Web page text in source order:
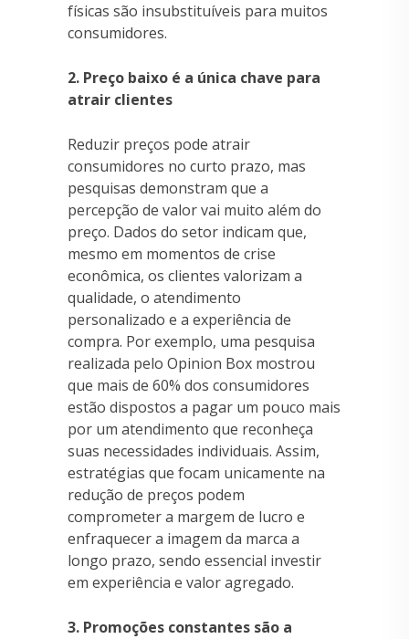
físicas são insubstituíveis para muitos
consumidores.
2. Preço baixo é a única chave para
atrair clientes
Reduzir preços pode atrair
consumidores no curto prazo, mas
pesquisas demonstram que a
percepção de valor vai muito além do
preço. Dados do setor indicam que,
mesmo em momentos de crise
econômica, os clientes valorizam a
qualidade, o atendimento
personalizado e a experiência de
compra. Por exemplo, uma pesquisa
realizada pelo Opinion Box mostrou
que mais de 60% dos consumidores
estão dispostos a pagar um pouco mais
por um atendimento que reconheça
suas necessidades individuais. Assim,
estratégias que focam unicamente na
redução de preços podem
comprometer a margem de lucro e
enfraquecer a imagem da marca a
longo prazo, sendo essencial investir
em experiência e valor agregado.
3. Promoções constantes são a